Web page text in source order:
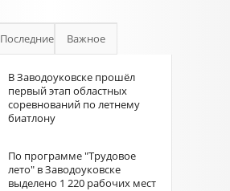
Последние Важное
В Заводоуковске прошёл
первый этап областных
соревнований по летнему
биатлону
По программе "Трудовое
лето" в Заводоуковске
выделено 1 220 рабочих мест